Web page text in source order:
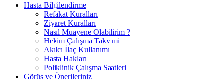
Hasta Bilgilendirme
Refakat Kuralları
Ziyaret Kuralları
Nasıl Muayene Olabilirim ?
Hekim Çalışma Takvimi
Akılcı İlaç Kullanımı
Hasta Hakları
Poliklinik Çalışma Saatleri
Görüş ve Önerileriniz